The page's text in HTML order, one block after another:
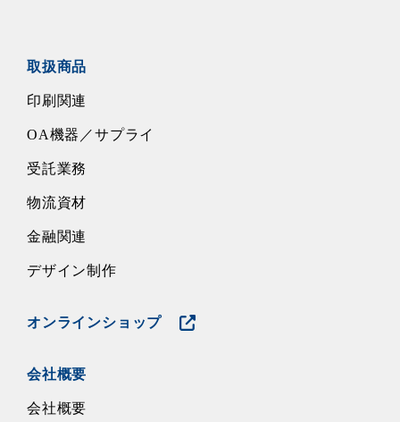
取扱商品
印刷関連
OA機器／サプライ
受託業務
物流資材
金融関連
デザイン制作
オンラインショップ
会社概要
会社概要